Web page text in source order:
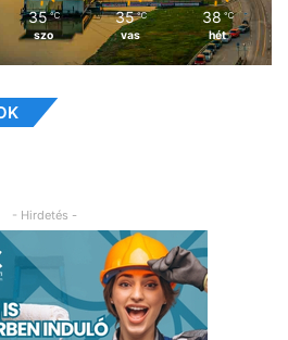
35 ℃
szo
35 ℃
vas
38 ℃
hét
- Hirdetés -